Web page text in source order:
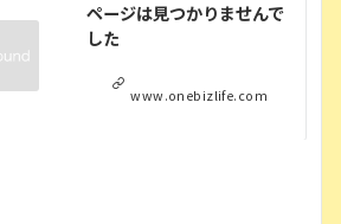
ページは見つかりませんで
した
www.onebizlife.com